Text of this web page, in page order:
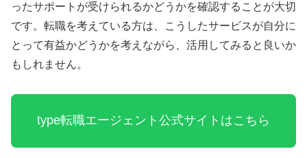
ったサポートが受けられるかどうかを確認することが大切
です。転職を考えている方は、こうしたサービスが自分に
とって有益かどうかを考えながら、活用してみると良いか
もしれません。
type転職エージェント公式サイトはこちら